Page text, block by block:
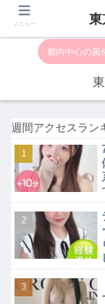
都内中心の風
週間アクセスラン
メニュー 東